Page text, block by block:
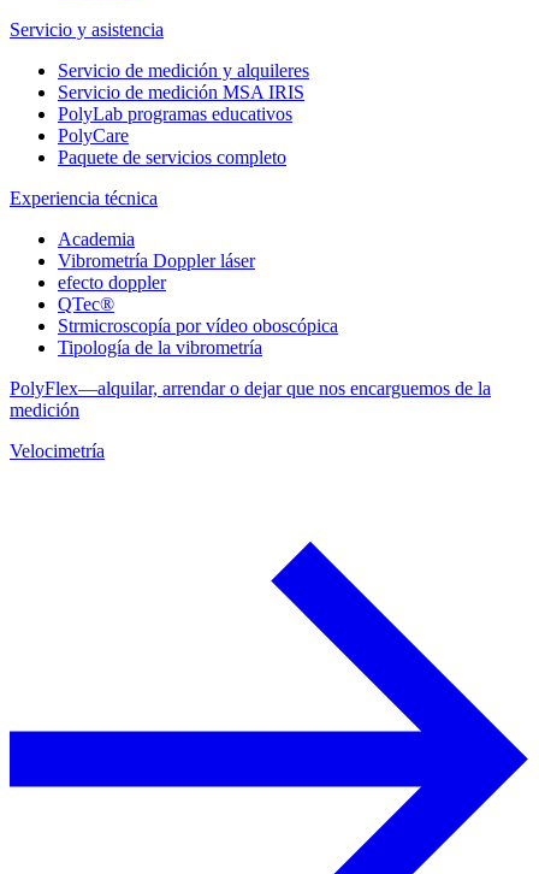
Servicio y asistencia
Servicio de medición y alquileres
Servicio de medición MSA IRIS
PolyLab programas educativos
PolyCare
Paquete de servicios completo
Experiencia técnica
Academia
Vibrometría Doppler láser
efecto doppler
QTec®
Strmicroscopía por vídeo oboscópica
Tipología de la vibrometría
PolyFlex—alquilar, arrendar o dejar que nos encarguemos de la
medición
Velocimetría